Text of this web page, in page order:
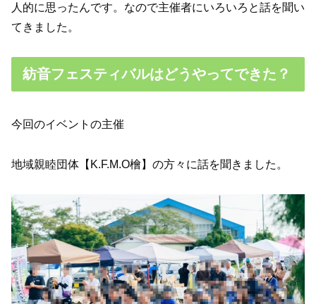
人的に思ったんです。なので主催者にいろいろと話を聞い
てきました。
紡音フェスティバルはどうやってできた？
今回のイベントの主催
地域親睦団体【K.F.M.O檜】の方々に話を聞きました。